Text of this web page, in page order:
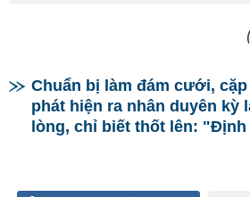
Chuẩn bị làm đám cưới,
phát hiện ra nhân duyên kỳ
lòng, chỉ biết thốt lên: